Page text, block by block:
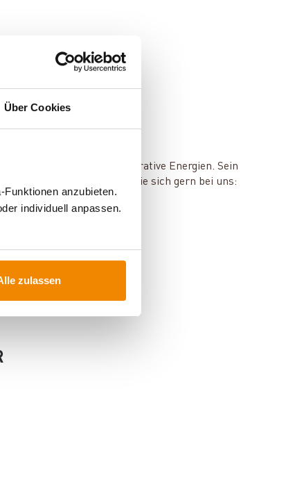
Über Cookies
anzubieten.
individuell anpassen.
zulassen
und regenerative Energien. Sein
Services? Dann melden Sie sich gern bei uns: